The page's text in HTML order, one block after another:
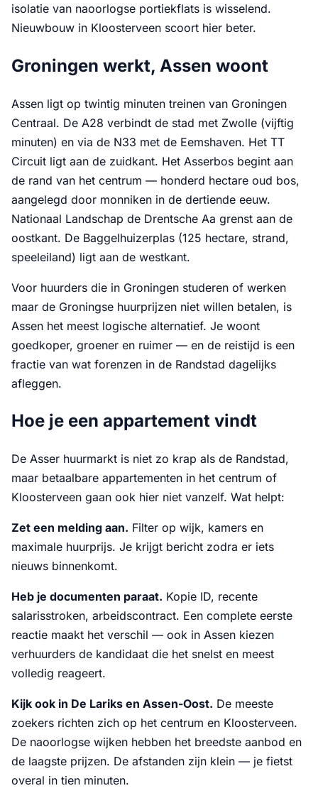
isolatie van naoorlogse portiekflats is wisselend.
Nieuwbouw in Kloosterveen scoort hier beter.
Groningen werkt, Assen woont
Assen ligt op twintig minuten treinen van Groningen
Centraal. De A28 verbindt de stad met Zwolle (vijftig
minuten) en via de N33 met de Eemshaven. Het TT
Circuit ligt aan de zuidkant. Het Asserbos begint aan
de rand van het centrum — honderd hectare oud bos,
aangelegd door monniken in de dertiende eeuw.
Nationaal Landschap de Drentsche Aa grenst aan de
oostkant. De Baggelhuizerplas (125 hectare, strand,
speeleiland) ligt aan de westkant.
Voor huurders die in Groningen studeren of werken
maar de Groningse huurprijzen niet willen betalen, is
Assen het meest logische alternatief. Je woont
goedkoper, groener en ruimer — en de reistijd is een
fractie van wat forenzen in de Randstad dagelijks
afleggen.
Hoe je een appartement vindt
De Asser huurmarkt is niet zo krap als de Randstad,
maar betaalbare appartementen in het centrum of
Kloosterveen gaan ook hier niet vanzelf. Wat helpt:
Zet een melding aan. Filter op wijk, kamers en
maximale huurprijs. Je krijgt bericht zodra er iets
nieuws binnenkomt.
Heb je documenten paraat. Kopie ID, recente
salarisstroken, arbeidscontract. Een complete eerste
reactie maakt het verschil — ook in Assen kiezen
verhuurders de kandidaat die het snelst en meest
volledig reageert.
Kijk ook in De Lariks en Assen-Oost. De meeste
zoekers richten zich op het centrum en Kloosterveen.
De naoorlogse wijken hebben het breedste aanbod en
de laagste prijzen. De afstanden zijn klein — je fietst
overal in tien minuten.